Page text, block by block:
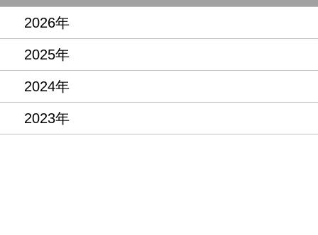
2026年
2025年
2024年
2023年